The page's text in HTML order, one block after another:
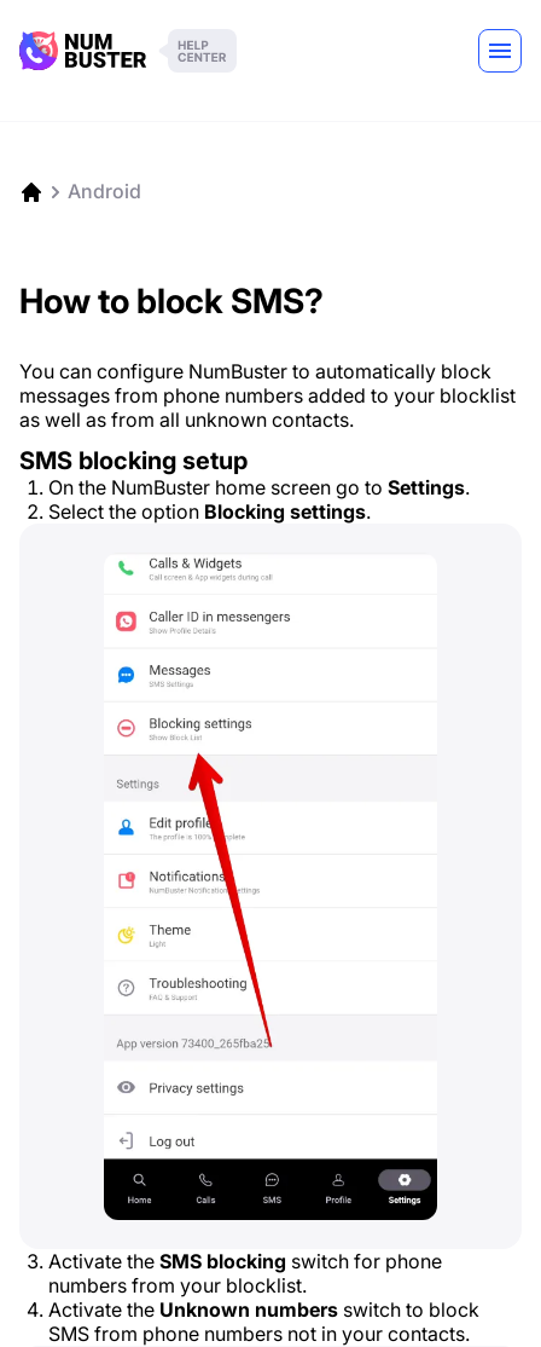
Android
How to block SMS?
You can configure NumBuster to automatically block
messages from phone numbers added to your blocklist
as well as from all unknown contacts.
SMS blocking setup
On the NumBuster home screen go to Settings.
Select the option Blocking settings.
Activate the SMS blocking switch for phone
numbers from your blocklist.
Activate the Unknown numbers switch to block
SMS from phone numbers not in your contacts.